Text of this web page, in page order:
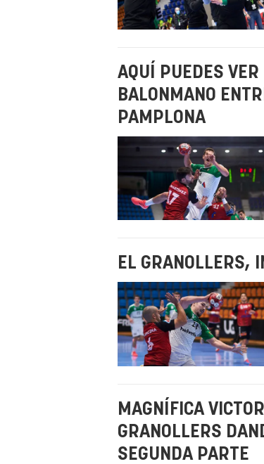
AQUÍ PUEDES
BALONMANO
PAMPLONA
EL GRANOLLERS,
MAGNÍFICA
GRANOLLERS
SEGUNDA PARTE